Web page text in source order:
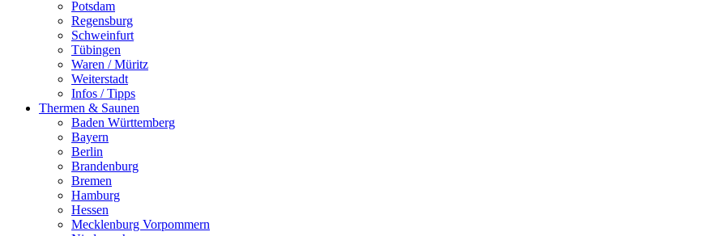
Potsdam
Regensburg
Schweinfurt
Tübingen
Waren / Müritz
Weiterstadt
Infos / Tipps
Thermen & Saunen
Baden Württemberg
Bayern
Berlin
Brandenburg
Bremen
Hamburg
Hessen
Mecklenburg Vorpommern